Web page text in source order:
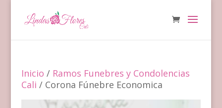
Inicio / Ramos Funebres y Condolencias
Cali / Corona Fúnebre Economica